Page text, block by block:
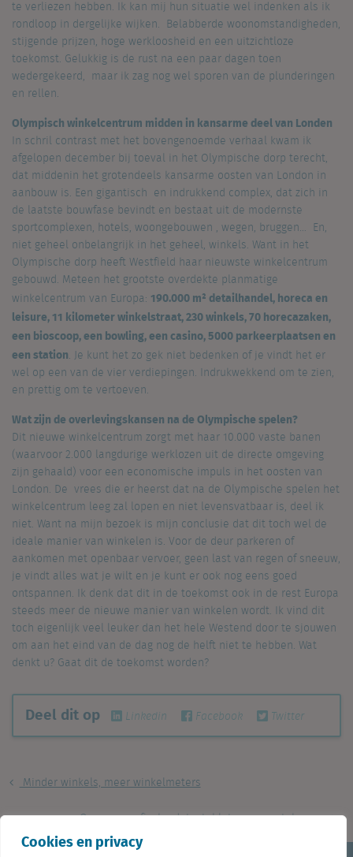
Cookies en privacy
te verliezen hebben. Ik kan mij hun situatie wel indenken als ik
rondloop in dergelijke wijken. Belabberde woonomstandigheden,
stijgende prijzen, hoge werkloosheid en een uitzichtloze
toekomst. Gelukkig is de rust na een paar dagen toen
wedergekeerd, maar ik zag nog wel sporen van de plunderingen
en rellen.
Olympisch winkelcentrum midden in kansarme deel van Londen
In schril contrast met het bovengenoemde verhaal kwam ik
afgelopen december bij toeval in het Olympische dorp terecht,
dat middenin het grotendeels kansarme oosten van London in
aanbouw is. Een gigantisch en indrukkend complex, dat zich in
de laatste bouwfase bevindt en bestaat uit de modernste
sportcomplexen, hotels, woongebouwen , wegen, bruggen… En,
niet geheel onbelangrijk in het geheel, winkels. Want in het
Olympische dorp heeft Westfield haar nieuwste winkelcentrum
gebouwd. Meteen het grootste overdekte planmatige
winkelcentrum van Europa: 190.000 m² detailhandel, horeca en
leisure, 11 kilometer winkelstraat, 230 winkels, 70 horecazaken,
een bioscoop, een bowling, een casino, 5000 parkeerplaatsen en
een station. Je kunt het zo gek niet bedenken of je vindt het er
wel op een van de vier verdiepingen. Indrukwekkend om te zien,
en prettig om te vertoeven.
Wat zijn de overlevingskansen na de Olympische spelen?
Dit nieuwe winkelcentrum zorgt met haar 10.000 vaste banen
(waarvoor 2.000 langdurige werklozen uit de directe omgeving
zijn gehaald) voor een economische impuls in het oosten van
London. De vrees die er heerst dat na de Olympische spelen het
winkelcentrum leeg zal lopen en niet levensvatbaar is, deel ik
niet. Want na mijn bezoek is mijn conclusie dat dit toch wel de
ideale manier van winkelen is. Voor de deur parkeren of
aankomen met openbaar vervoer, geen last van regen of sneeuw,
je vindt alles wat je wilt en je kunt er ook nog eens goed
ontspannen. Ik denk dat dit in de toekomst ook in de rest Europa
steeds meer de nieuwe manier van winkelen wordt. Ik vind dit
toch eigenlijk veel leuker dan het hele Westend door te sjouwen
om aan het eind van de dag nog de helft niet te hebben. Wat
denkt u? Gaat dit de toekomst worden?
Deel dit op Linkedin Facebook Twitter
Minder winkels, meer winkelmeters
Over geografische data, tablets en smartphones